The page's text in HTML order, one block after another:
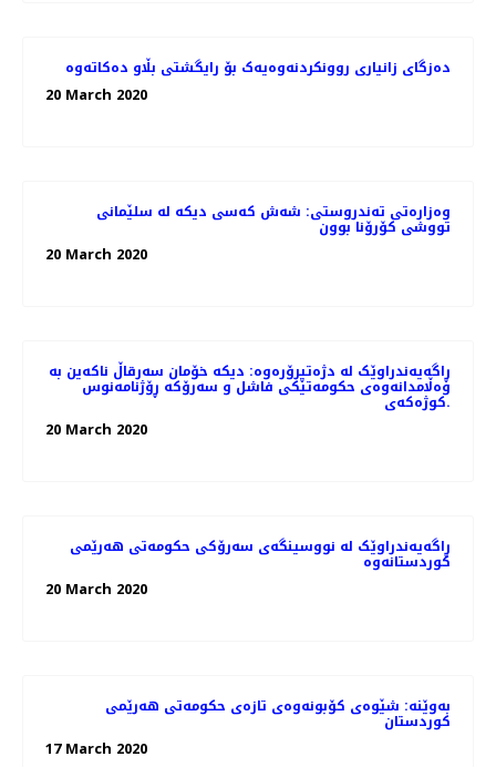
دەزگای زانیاری روونکردنەوەیەک بۆ رایگشتی بڵاو دەکاتەوە
20 March 2020
وەزارەتی تەندروستی: شەش كەسی دیكە لە سلێمانی
تووشی كۆرۆنا بوون
20 March 2020
ڕاگەیەندراوێک لە دژەتیرۆرەوە: دیکە خۆمان سەرقاڵ ناکەین بە
وەڵامدانەوەی حکومەتێکی فاشل و سەرۆکە ڕۆژنامەنوس
کوژەکەی.
20 March 2020
ڕاگەیەندراوێک لە نووسینگەی سەرۆکی حکومەتی هەرێمی
کوردستانەوە
20 March 2020
بەوێنە: شێوەی کۆبونەوەی تازەی حکومەتی هەرێمی
کوردستان
17 March 2020